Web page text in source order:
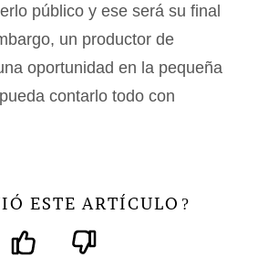
público y ese será su final
un productor de
oportunidad en la pequeña
contarlo todo con
ESTE ARTÍCULO ?